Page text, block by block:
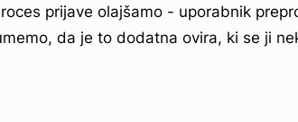
prijave olajšamo - uporabnik
da je to dodatna ovira, ki se ji